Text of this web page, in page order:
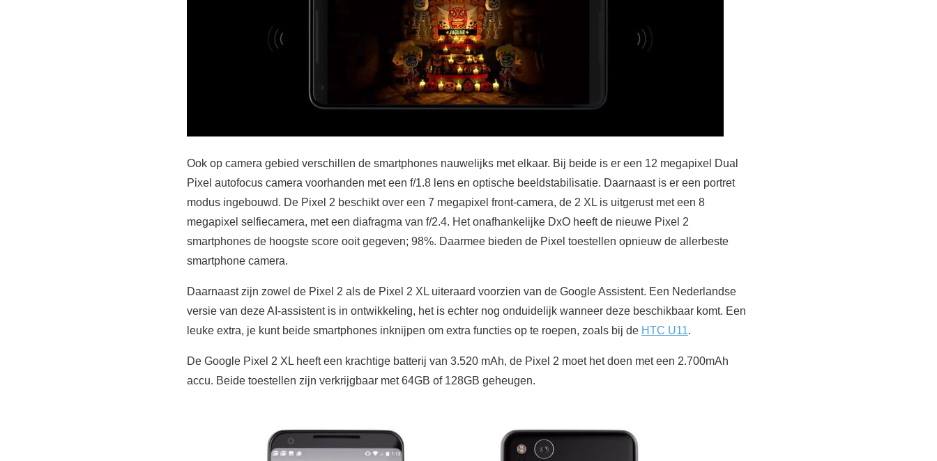
Ook op camera gebied verschillen de smartphones nauwelijks met elkaar. Bij beide is er een 12 megapixel Dual
Pixel autofocus camera voorhanden met een f/1.8 lens en optische beeldstabilisatie. Daarnaast is er een portret
modus ingebouwd. De Pixel 2 beschikt over een 7 megapixel front-camera, de 2 XL is uitgerust met een 8
megapixel selfiecamera, met een diafragma van f/2.4. Het onafhankelijke DxO heeft de nieuwe Pixel 2
smartphones de hoogste score ooit gegeven; 98%. Daarmee bieden de Pixel toestellen opnieuw de allerbeste
smartphone camera.
Daarnaast zijn zowel de Pixel 2 als de Pixel 2 XL uiteraard voorzien van de Google Assistent. Een Nederlandse
versie van deze AI-assistent is in ontwikkeling, het is echter nog onduidelijk wanneer deze beschikbaar komt. Een
leuke extra, je kunt beide smartphones inknijpen om extra functies op te roepen, zoals bij de HTC U11.
De Google Pixel 2 XL heeft een krachtige batterij van 3.520 mAh, de Pixel 2 moet het doen met een 2.700mAh
accu. Beide toestellen zijn verkrijgbaar met 64GB of 128GB geheugen.